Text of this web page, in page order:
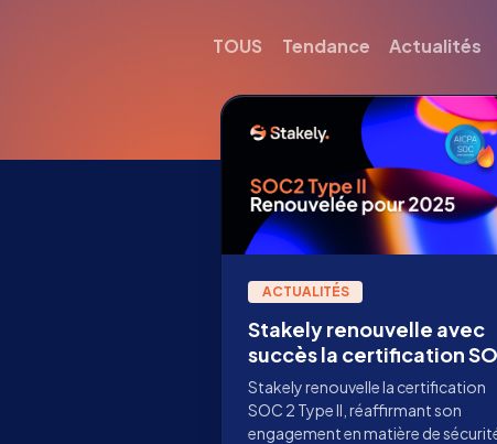
TOUS Tendance Actualités
ACTUALITÉS
Stakely renouvelle avec
succès la certification
2 Type II : un engagement
renforcé envers la
institutionnelle
Stakely renouvelle la certification
SOC 2 Type II, réaffirmant son
engagement en matière de